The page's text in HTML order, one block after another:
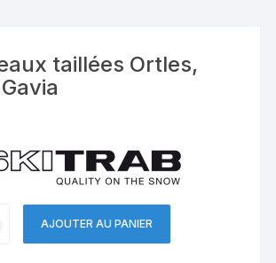
taillées Ortles,
AJOUTER AU PANIER